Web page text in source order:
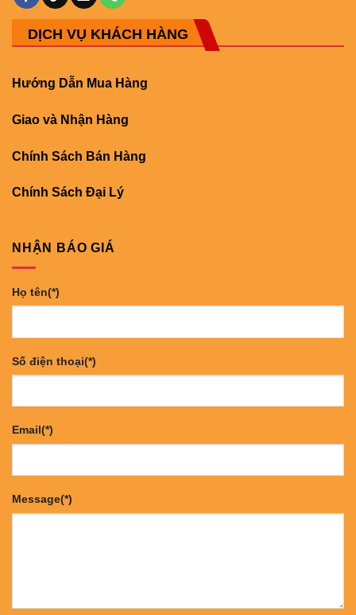
DỊCH VỤ KHÁCH HÀNG
Hướng Dẫn Mua Hàng
Giao và Nhận Hàng
Chính Sách Bán Hàng
Chính Sách Đại Lý
NHẬN BÁO GIÁ
Họ tên(*)
Số điện thoại(*)
Email(*)
Message(*)